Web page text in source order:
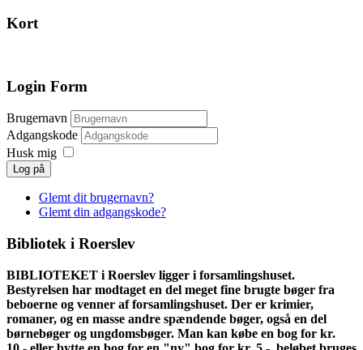
Kort
Login Form
Brugernavn
Adgangskode
Husk mig
Log på
Glemt dit brugernavn?
Glemt din adgangskode?
Bibliotek i Roerslev
BIBLIOTEKET i Roerslev ligger i forsamlingshuset.
Bestyrelsen har modtaget en del meget fine brugte bøger fra
beboerne og venner af forsamlingshuset. Der er krimier,
romaner, og en masse andre spændende bøger, også en del
børnebøger og ungdomsbøger. Man kan købe en bog for kr.